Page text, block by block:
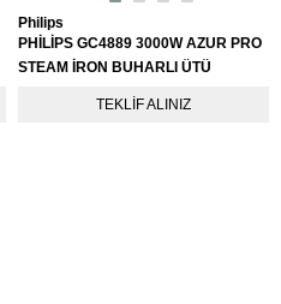
TEKLIF ALINIZ
Philips
PHİLİPS GC4889 3000W AZUR PRO
STEAM İRON BUHARLI ÜTÜ